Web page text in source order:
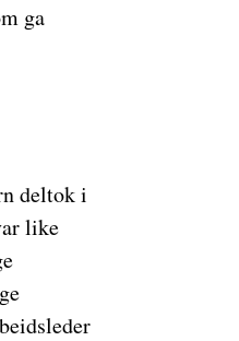
ga
deltok i
like